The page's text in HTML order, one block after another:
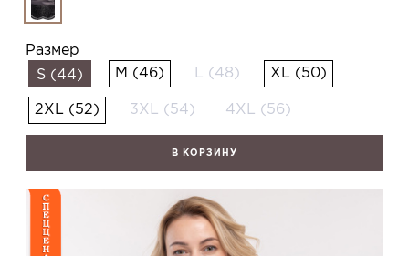
Размер
S (44)
M (46) L (48) XL (50)
2XL (52) 3XL (54) 4XL (56)
В КОРЗИНУ